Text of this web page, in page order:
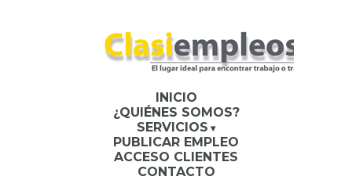
INICIO
¿QUIÉNES SOMOS?
SERVICIOS
PUBLICAR EMPLEO
ACCESO CLIENTES
CONTACTO